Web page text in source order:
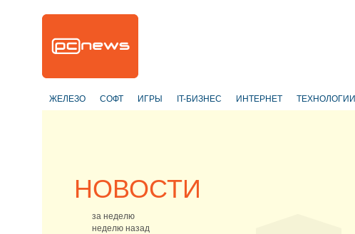
ЖЕЛЕЗО СОФТ ИГРЫ IT-БИЗНЕС ИНТЕРНЕТ ТЕХНОЛОГИИ
НОВОСТИ
за неделю
неделю назад